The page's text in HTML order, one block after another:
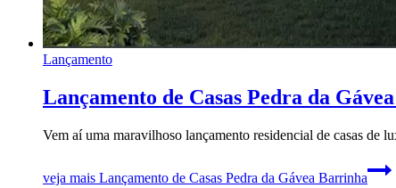
Lançamento
Lançamento de Casas Pedra da
Vem aí uma maravilhoso lançamento residencial de casas de
veja mais Lançamento de Casas Pedra da Gávea Barrinha